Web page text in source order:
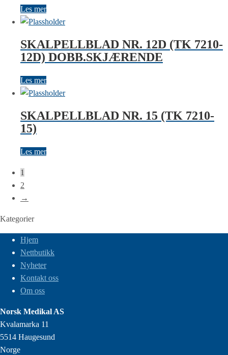
Les mer
SKALPELLBLAD NR. 12D (TK 7210-
12D) DOBB.SKJÆRENDE
Les mer
SKALPELLBLAD NR. 15 (TK 7210-
15)
Les mer
1
2
→
Kategorier
Hjem
Nettbutikk
Nyheter
Kontakt oss
Om oss
Norsk Medikal AS
Kvalamarka 11
5514 Haugesund
Norge